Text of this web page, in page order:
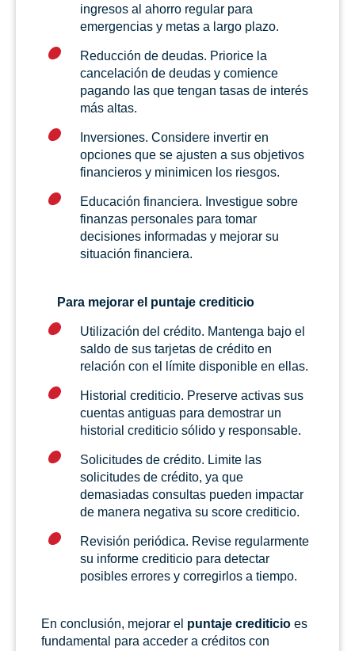
ingresos al ahorro regular para
emergencias y metas a largo plazo.
Reducción de deudas. Priorice la
cancelación de deudas y comience
pagando las que tengan tasas de interés
más altas.
Inversiones. Considere invertir en
opciones que se ajusten a sus objetivos
financieros y minimicen los riesgos.
Educación financiera. Investigue sobre
finanzas personales para tomar
decisiones informadas y mejorar su
situación financiera.
Para mejorar el puntaje crediticio
Utilización del crédito. Mantenga bajo el
saldo de sus tarjetas de crédito en
relación con el límite disponible en ellas.
Historial crediticio. Preserve activas sus
cuentas antiguas para demostrar un
historial crediticio sólido y responsable.
Solicitudes de crédito. Limite las
solicitudes de crédito, ya que
demasiadas consultas pueden impactar
de manera negativa su score crediticio.
Revisión periódica. Revise regularmente
su informe crediticio para detectar
posibles errores y corregirlos a tiempo.
En conclusión, mejorar el puntaje crediticio es
fundamental para acceder a créditos con